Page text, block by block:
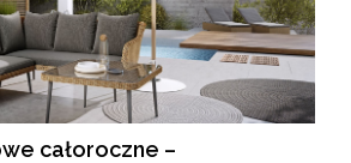
całoroczne –